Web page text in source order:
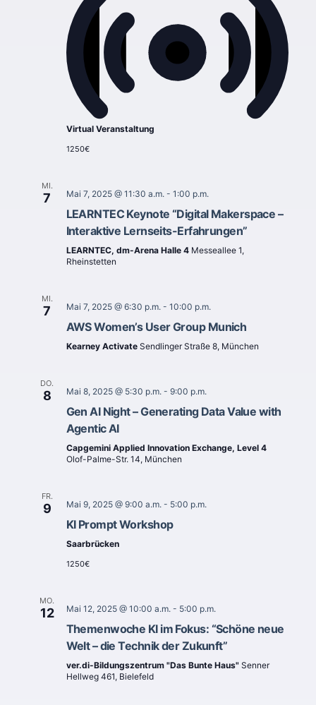
Virtual Veranstaltung
1250€
MI.
7 Mai 7, 2025 @ 11:30 a.m.- 1:00 p.m.
LEARNTEC Keynote “Digital Makerspace –
Interaktive Lernseits-Erfahrungen”
LEARNTEC, dm-Arena Halle 4 Messeallee 1,
Rheinstetten
MI.
7 Mai 7, 2025 @ 6:30 p.m.- 10:00 p.m.
AWS Women’s User Group Munich
Kearney Activate Sendlinger Straße 8, München
DO.
8 Mai 8, 2025 @ 5:30 p.m.- 9:00 p.m.
Gen AI Night – Generating Data Value with
Agentic AI
Capgemini Applied Innovation Exchange, Level 4
Olof-Palme-Str. 14, München
FR.
9 Mai 9, 2025 @ 9:00 a.m.- 5:00 p.m.
KI Prompt Workshop
Saarbrücken
1250€
MO.
12 Mai 12, 2025 @ 10:00 a.m.- 5:00 p.m.
Themenwoche KI im Fokus: “Schöne neue
Welt – die Technik der Zukunft”
ver.di-Bildungszentrum "Das Bunte Haus" Senner
Hellweg 461, Bielefeld